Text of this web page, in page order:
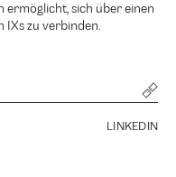
ermöglicht, sich über einen
IXs zu verbinden.
LINKEDIN